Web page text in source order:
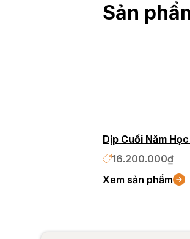
Sản
Dịp Cuối Năm
16.200.000₫
Xem sản phẩm